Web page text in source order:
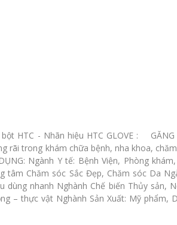
HTC - Nhãn hiệu HTC GLOVE : GĂNG
rãi trong khám chữa bệnh, nha khoa,
Ngành Y tế: Bệnh Viện, Phòng
tâm Chăm sóc Sắc Đẹp, Chăm sóc Da
dùng nhanh Nghành Chế biến Thủy sản,
– thực vật Nghành Sản Xuất: Mỹ phẩm,